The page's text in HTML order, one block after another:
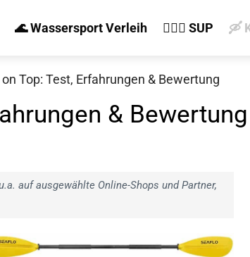
🌊 Wassersport Verleih 🏄‍♀️🛶 SUP 🛶
Top: Test, Erfahrungen & Bewertung
& Bewertung
auf ausgewählte Online-Shops und Partner,